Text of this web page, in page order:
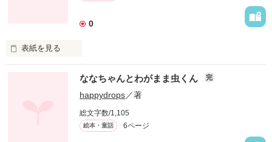
0
表紙を見る
色々なことに興味のある３歳のひろたんの物語です
作品を読む
ななちゃんとわがまま虫くん 完
happydrops／著
総文字数/1,105
絵本・童話 6ページ